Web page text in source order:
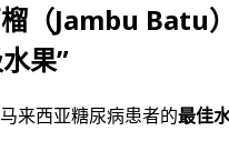
（Jambu
果”
来西亚糖尿病患者的最佳